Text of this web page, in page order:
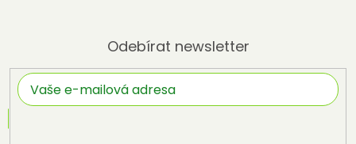
Odebírat newsletter